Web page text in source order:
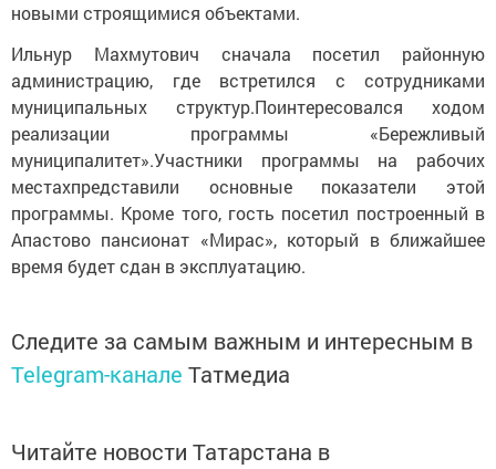
новыми строящимися объектами.
Ильнур Махмутович сначала посетил районную
администрацию, где встретился с сотрудниками
муниципальных структур.Поинтересовался ходом
реализации программы «Бережливый
муниципалитет».Участники программы на рабочих
местахпредставили основные показатели этой
программы. Кроме того, гость посетил построенный в
Апастово пансионат «Мирас», который в ближайшее
время будет сдан в эксплуатацию.
Следите за самым важным и интересным в
Telegram-канале Татмедиа
Читайте новости Татарстана в